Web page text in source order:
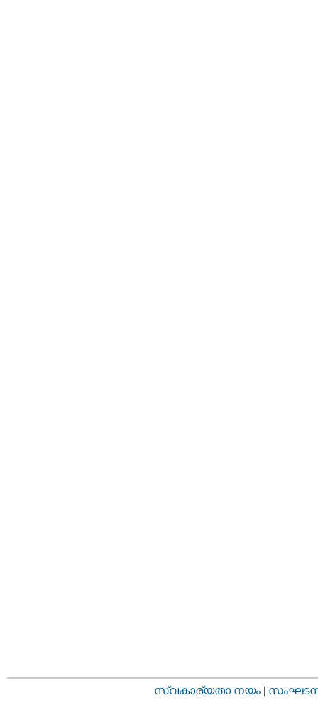
സ്വകാര്യതാ നയം |